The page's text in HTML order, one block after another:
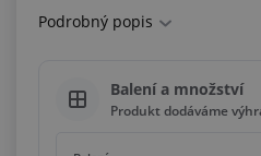
Podrobný popis
Balení a množství
Produkt dodáváme